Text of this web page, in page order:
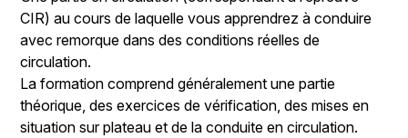
CIR) au cours de laquelle vous apprendrez à conduire
avec remorque dans des conditions réelles de
circulation.
La formation comprend généralement une partie
théorique, des exercices de vérification, des mises en
situation sur plateau et de la conduite en circulation.